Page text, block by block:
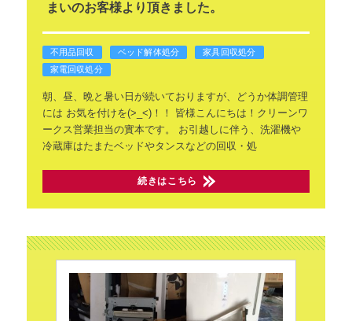
まいのお客様より頂きました。
不用品回収 ベッド解体処分
家具回収処分
家電回収処分
朝、昼、晩と暑い日が続いておりますが、どうか体調管理
には お気を付けを(>_<)！！
皆様こんにちは！クリーンワ
ークス営業担当の實本です。
お引越しに伴う、洗濯機や
冷蔵庫はたまたベッドやタンスなどの回収・処
続きはこちら